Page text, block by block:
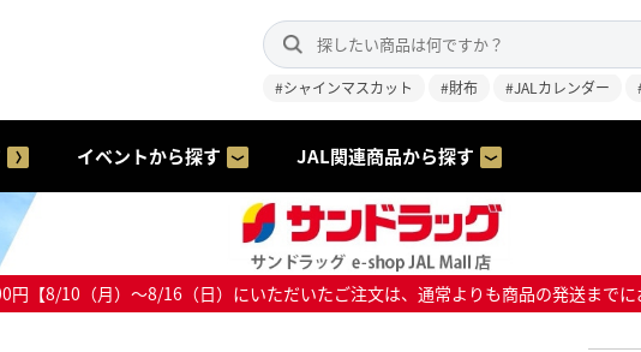
#シャインマスカット #財布 #JALカレンダー
イベントから探す JAL関連商品から探す
【8/10（月）～8/16（日）にいただいたご注文は、通常よりも商品の発送まで